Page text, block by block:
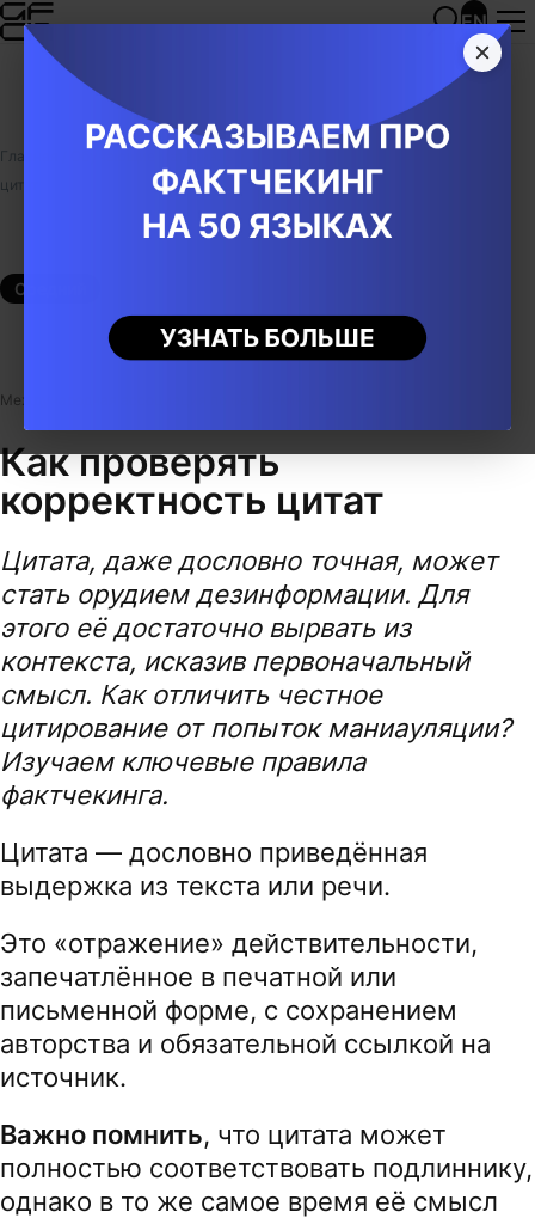
EN
Главная
цитат
Средний
Международная ассоциация по фактчекингу
Как проверять
корректность цитат
Цитата, даже дословно точная, может
стать орудием дезинформации. Для
этого её достаточно вырвать из
контекста, исказив первоначальный
смысл. Как отличить честное
цитирование от попыток маниауляции?
Изучаем ключевые правила
фактчекинга.
Цитата — дословно приведённая
выдержка из текста или речи.
Это «отражение» действительности,
запечатлённое в печатной или
письменной форме, с сохранением
авторства и обязательной ссылкой на
источник.
Важно помнить, что цитата может
полностью соответствовать подлиннику,
однако в то же самое время её смысл